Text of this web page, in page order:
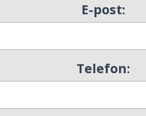
E-post:
Telefon: